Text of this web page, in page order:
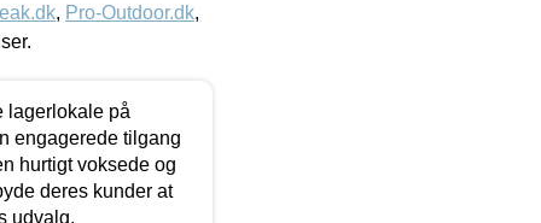
, Pro-Outdoor.dk,
lagerlokale på
engagerede tilgang
hurtigt voksede og
deres kunder at
udvalg.